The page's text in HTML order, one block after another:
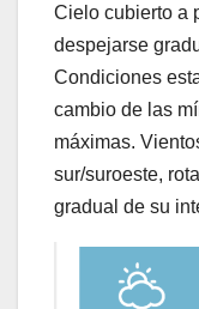
Cielo cubierto a
despejarse
Condiciones
cambio de las
máximas.
sur/suroeste,
gradual de su